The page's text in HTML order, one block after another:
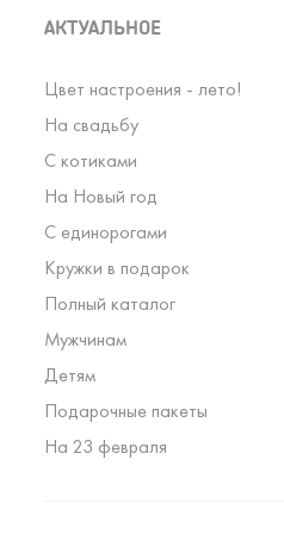
АКТУАЛЬНОЕ
Цвет настроения - лето!
На свадьбу
С котиками
На Новый год
С единорогами
Кружки в подарок
Полный каталог
Мужчинам
Детям
Подарочные пакеты
На 23 февраля